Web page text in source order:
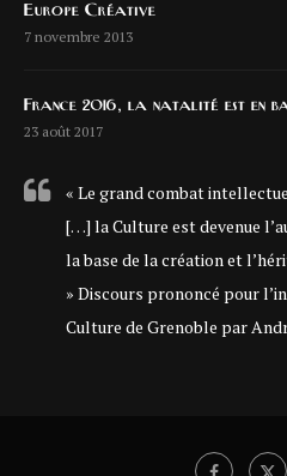
Europe Créative
7 novembre 2013
France 2016, la natalité est en
23 août 2017
« Le grand combat
[…] la Culture est devenue
la base de la création et
» Discours prononcé pour
Culture de Grenoble par